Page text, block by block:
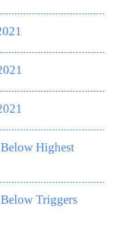
Highest
Triggers